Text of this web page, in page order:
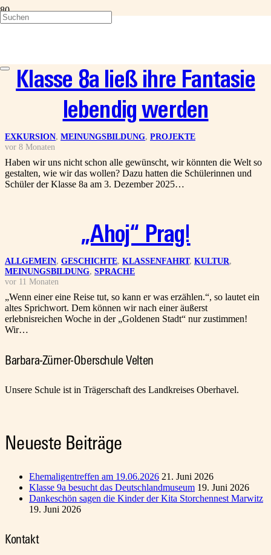
Klasse 8a ließ ihre Fantasie
lebendig werden
EXKURSION, MEINUNGSBILDUNG, PROJEKTE
vor 8 Monaten
Haben wir uns nicht schon alle gewünscht, wir könnten die Welt so
gestalten, wie wir das wollen? Dazu hatten die Schülerinnen und
Schüler der Klasse 8a am 3. Dezember 2025…
„Ahoj“ Prag!
ALLGEMEIN, GESCHICHTE, KLASSENFAHRT, KULTUR,
MEINUNGSBILDUNG, SPRACHE
vor 11 Monaten
„Wenn einer eine Reise tut, so kann er was erzählen.“, so lautet ein
altes Sprichwort. Dem können wir nach einer äußerst
erlebnisreichen Woche in der „Goldenen Stadt“ nur zustimmen!
Wir…
Barbara-Zürner-Oberschule Velten
Unsere Schule ist in Trägerschaft des Landkreises Oberhavel.
Neueste Beiträge
Ehemaligentreffen am 19.06.2026 21. Juni 2026
Klasse 9a besucht das Deutschlandmuseum 19. Juni 2026
Dankeschön sagen die Kinder der Kita Storchennest Marwitz
19. Juni 2026
Kontakt